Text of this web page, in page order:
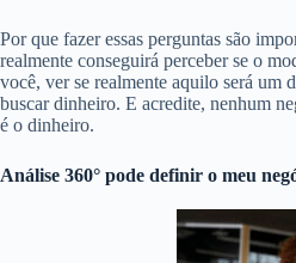
Por que fazer essas perguntas são
realmente conseguirá perceber se o
você, ver se realmente aquilo será um
buscar dinheiro. E acredite, nenhum
é o dinheiro.
Análise 360° pode definir o meu